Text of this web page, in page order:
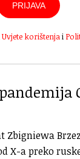
PRIJAVA
Uvjete korištenjai
Zbigniewa
a preko